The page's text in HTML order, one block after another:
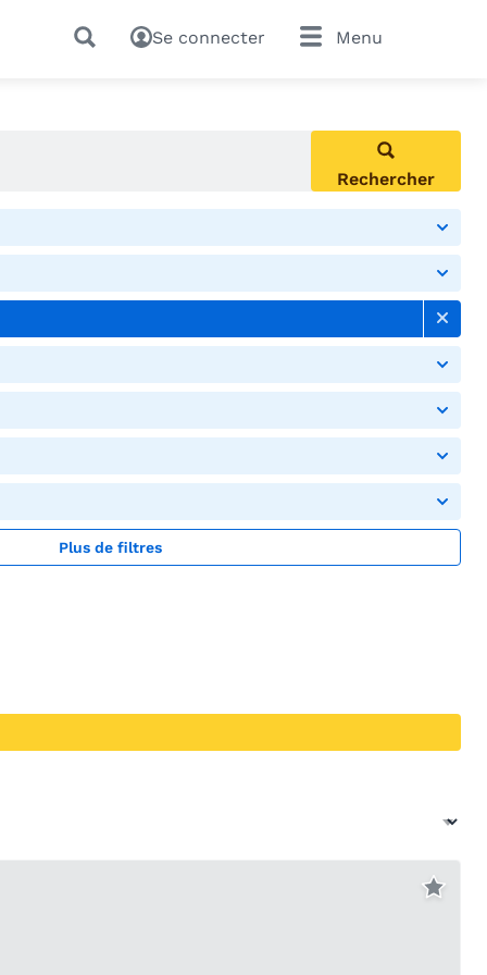
Se connecter Menu
Rechercher
Plus de filtres